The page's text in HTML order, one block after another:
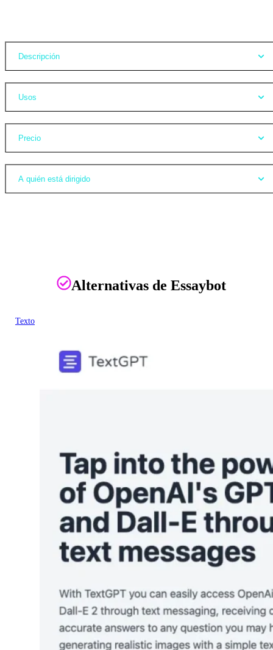
Descripción
Usos
Precio
A quién está dirigido
Alternativas de Essaybot
Texto